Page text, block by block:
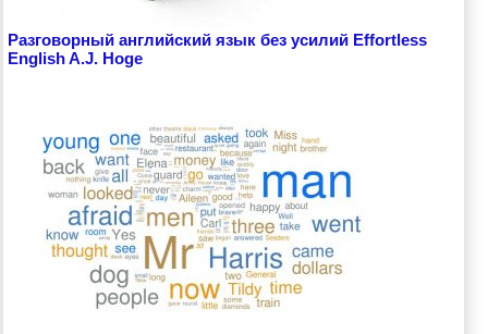
Разговорный английский язык без усилий Effortless
English A.J. Hoge